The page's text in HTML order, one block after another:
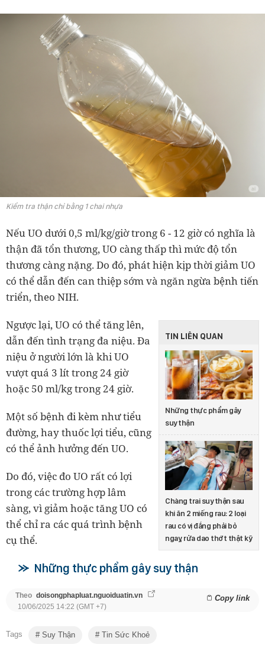
Kiểm tra thận chỉ bằng 1 chai nhựa
Nếu UO dưới 0,5 ml/kg/giờ trong 6 - 12 giờ có nghĩa là
thận đã tổn thương, UO càng thấp thì mức độ tổn
thương càng nặng. Do đó, phát hiện kịp thời giảm UO
có thể dẫn đến can thiệp sớm và ngăn ngừa bệnh tiến
triển, theo NIH.
TIN LIÊN QUAN
Những thực phẩm gây
suy thận
Chàng trai suy thận sau
khi ăn 2 miếng rau: 2 loại
rau có vị đắng phải bỏ
ngay, rửa dao thớt thật kỹ
Ngược lại, UO có thể tăng lên,
dẫn đến tình trạng đa niệu. Đa
niệu ở người lớn là khi UO
vượt quá 3 lít trong 24 giờ
hoặc 50 ml/kg trong 24 giờ.
Một số bệnh đi kèm như tiểu
đường, hay thuốc lợi tiểu, cũng
có thể ảnh hưởng đến UO.
Do đó, việc đo UO rất có lợi
trong các trường hợp lâm
sàng, vì giảm hoặc tăng UO có
thể chỉ ra các quá trình bệnh
cụ thể.
Những thực phẩm gây suy thận
Theo doisongphapluat.nguoiduatin.vn Copy link
10/06/2025 14:22 (GMT +7)
Tags Suy Thận Tin Sức Khoẻ